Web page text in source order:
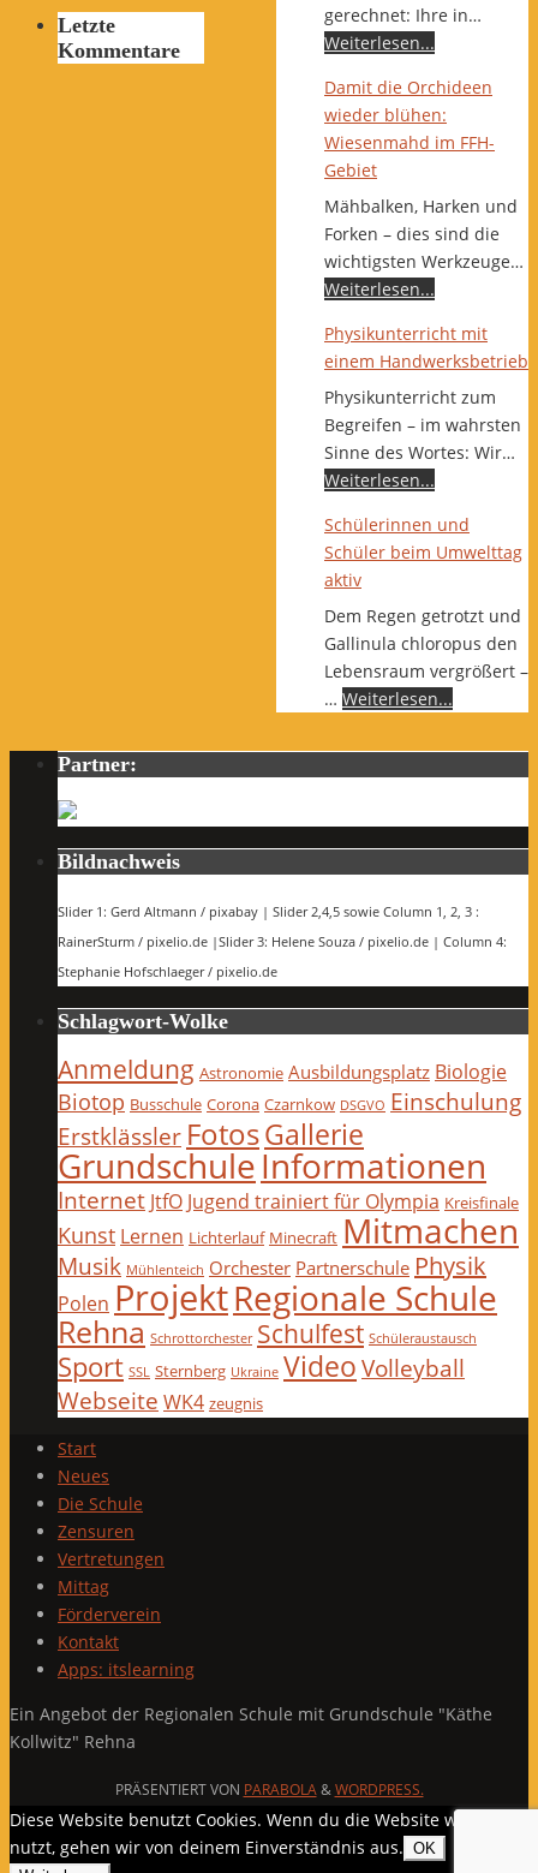
Letzte
Kommentare
gerechnet: Ihre in…
Weiterlesen...
Damit die Orchideen
wieder blühen:
Wiesenmahd im FFH-
Gebiet
Mähbalken, Harken und
Forken – dies sind die
wichtigsten Werkzeuge…
Weiterlesen...
Physikunterricht mit
einem Handwerksbetrieb
Physikunterricht zum
Begreifen – im wahrsten
Sinne des Wortes: Wir…
Weiterlesen...
Schülerinnen und
Schüler beim Umwelttag
aktiv
Dem Regen getrotzt und
Gallinula chloropus den
Lebensraum vergrößert –
… Weiterlesen...
Partner:
Bildnachweis
Slider 1: Gerd Altmann / pixabay | Slider 2,4,5 sowie Column 1, 2, 3 :
RainerSturm / pixelio.de |Slider 3: Helene Souza / pixelio.de | Column 4:
Stephanie Hofschlaeger / pixelio.de
Schlagwort-Wolke
Anmeldung Astronomie Ausbildungsplatz Biologie
Biotop Busschule Corona Czarnkow DSGVO Einschulung
Erstklässler FotosGallerie
GrundschuleInformationen
Internet JtfO Jugend trainiert für Olympia Kreisfinale
Kunst Lernen Lichterlauf Minecraft Mitmachen
Musik Mühlenteich Orchester Partnerschule Physik
Polen ProjektRegionale Schule
Rehna Schrottorchester Schulfest Schüleraustausch
Sport SSL Sternberg Ukraine VideoVolleyball
Webseite WK4 zeugnis
Start
Neues
Die Schule
Zensuren
Vertretungen
Mittag
Förderverein
Kontakt
Apps: itslearning
Ein Angebot der Regionalen Schule mit Grundschule "Käthe
Kollwitz" Rehna
PRÄSENTIERT VON PARABOLA&WORDPRESS.
Diese Website benutzt Cookies. Wenn du die Website weiter
nutzt, gehen wir von deinem Einverständnis aus. OK